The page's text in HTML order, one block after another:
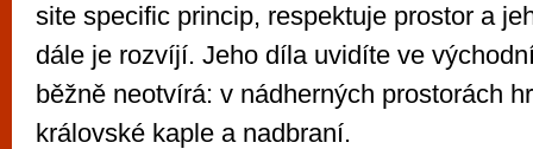
site specific princip, respektuje prostor a
dále je rozvíjí. Jeho díla uvidíte ve
běžně neotvírá: v nádherných prostorách
královské kaple a nadbraní.